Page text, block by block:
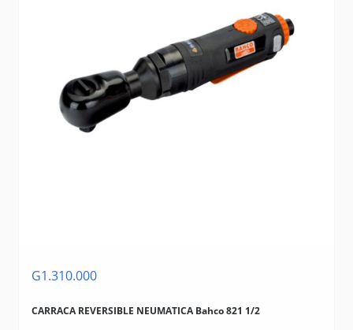
G1.310.000
CARRACA REVERSIBLE NEUMATICA Bahco 821 1/2